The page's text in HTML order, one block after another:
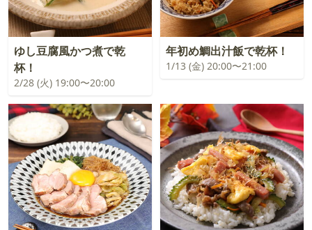
ゆし豆腐風かつ煮で乾
杯！
2/28 (火) 19:00〜20:00
年初め鯛出汁飯で乾杯！
1/13 (金) 20:00〜21:00